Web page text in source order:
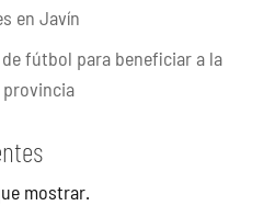
en Javín
fútbol para beneficiar a la
provincia
mostrar.